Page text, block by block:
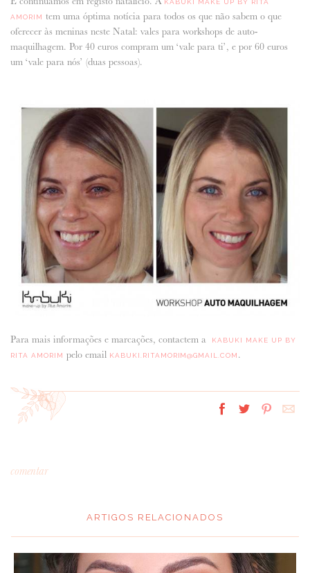
ANUNCIE CONNOSCO
KABUKI MAKE UP BY RITA
AMORIM tem uma óptima notícia para todos os que não sabem o que
oferecer às meninas neste Natal: vales para workshops de auto-
maquilhagem. Por 40 euros compram um ‘vale para ti’, e por 60 euros
um ‘vale para nós’ (duas pessoas).
Para mais informações e marcações, contactem a
KABUKI MAKE UP BY
RITA AMORIM pelo email KABUKI.RITAMORIM@GMAIL.COM .
comentar
ARTIGOS RELACIONADOS